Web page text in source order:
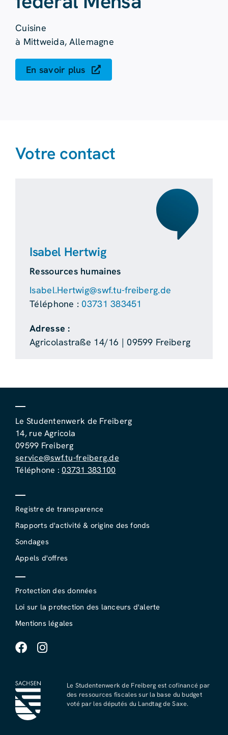
Cuisine
à Mittweida, Allemagne
En savoir plus
Votre contact
Isabel Hertwig
Ressources humaines
Isabel.Hertwig@swf.tu-freiberg.de
Téléphone : 03731 383451
Adresse :
Agricolastraße 14/16 | 09599 Freiberg
Le Studentenwerk de Freiberg
14, rue Agricola
09599 Freiberg
service@swf.tu-freiberg.de
Téléphone :03731 383100
Registre de transparence
Rapports d'activité & origine des fonds
Sondages
Appels d'offres
Protection des données
Loi sur la protection des lanceurs d'alerte
Mentions légales
Le Studentenwerk de Freiberg est cofinancé par
des ressources fiscales sur la base du budget
voté par les députés du Landtag de Saxe.